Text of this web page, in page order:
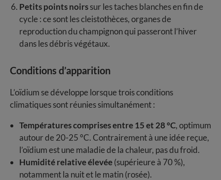
Petits points noirssur les taches blanches en fin de
cycle : ce sont les cleistothèces, organes de
reproduction du champignon qui passeront l’hiver
dans les débris végétaux.
Conditions d’apparition
L’oïdium se développe lorsque trois conditions
climatiques sont réunies simultanément :
Températures comprises entre 15 et 28 °C, optimum
autour de 20-25 °C. Contrairement à une idée reçue,
l’oïdium est une maladie de la chaleur, pas du froid.
Humidité relative élevée(supérieure à 70 %),
notamment la nuit et le matin (rosée).